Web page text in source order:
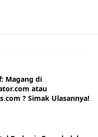
Magang di
atau
? Simak Ulasannya!